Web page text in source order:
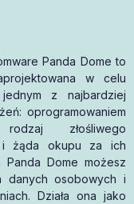
Panda Dome to
w celu
z najbardziej
oprogramowaniem
złośliwego
i żąda okupu za ich
Dome możesz
danych osobowych i
Działa ona jako